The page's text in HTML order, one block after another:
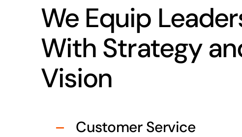
We Equip
With Strategy
Vision
Customer Service